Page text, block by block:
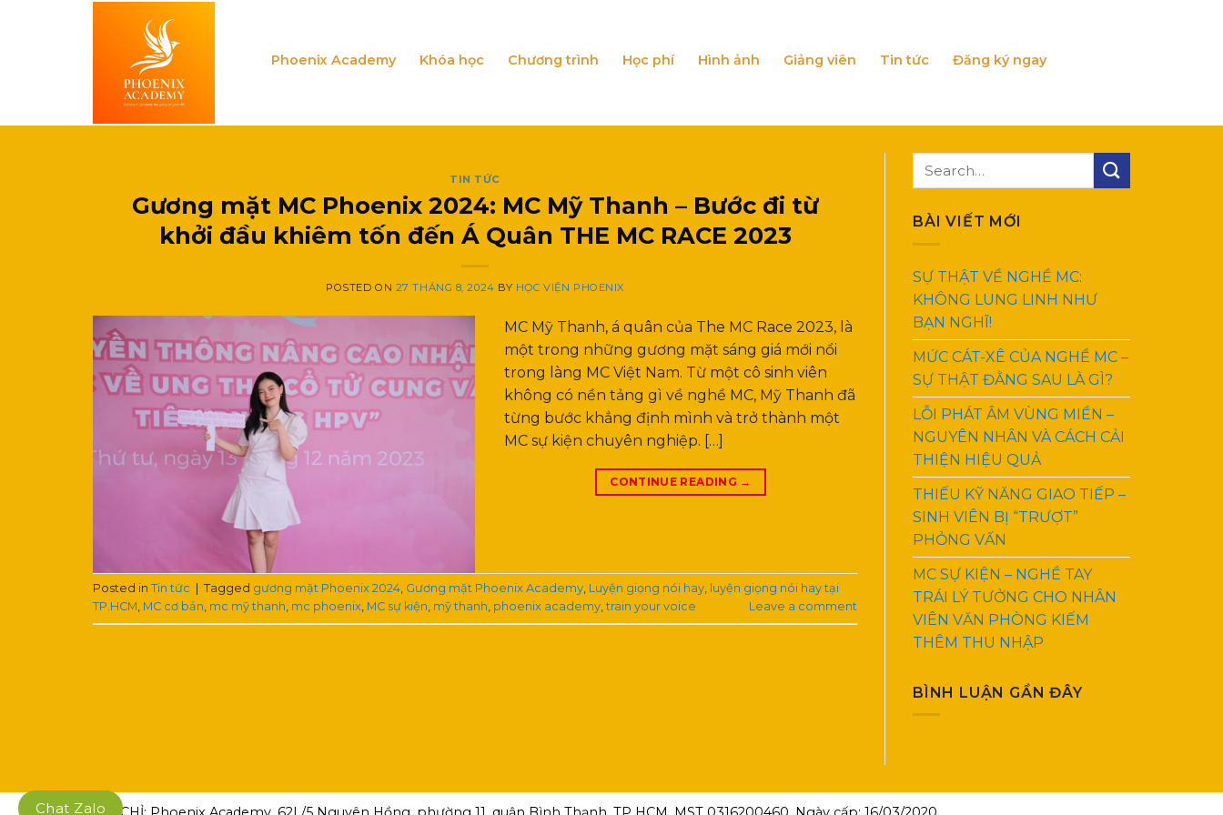
Phoenix Academy Khóa học Chương trình Học phí Hình ảnh Giảng viên Tin tức Đăng ký ngay
TIN TỨC
Gương mặt MC Phoenix 2024: MC Mỹ Thanh – Bước đi từ
khởi đầu khiêm tốn đến Á Quân THE MC RACE 2023
POSTED ON 27 THÁNG 8, 2024 BY HỌC VIỆN PHOENIX
MC Mỹ Thanh, á quân của The MC Race 2023, là
một trong những gương mặt sáng giá mới nổi
trong làng MC Việt Nam. Từ một cô sinh viên
không có nền tảng gì về nghề MC, Mỹ Thanh đã
từng bước khẳng định mình và trở thành một
MC sự kiện chuyên nghiệp. […]
CONTINUE READING →
Posted in Tin tức Tagged gương mặt Phoenix 2024 Gương mặt Phoenix Academy Luyện giọng nói hay
luyện giọng nói hay tại
TP.HCM MC cơ bản mc mỹ thanh mc phoenix MC sự kiện mỹ thanh phoenix academy ,train your voice Leave a comment
BÀI VIẾT MỚI
SỰ THẬT VỀ NGHỀ MC:
KHÔNG LUNG LINH NHƯ
BẠN NGHĨ!
MỨC CÁT-XÊ CỦA NGHỀ MC –
SỰ THẬT ĐẰNG SAU LÀ GÌ?
LỖI PHÁT ÂM VÙNG MIỀN –
NGUYÊN NHÂN VÀ CÁCH CẢI
THIỆN HIỆU QUẢ
THIẾU KỸ NĂNG GIAO TIẾP –
SINH VIÊN BỊ “TRƯỢT”
PHỎNG VẤN
MC SỰ KIỆN – NGHỀ TAY
TRÁI LÝ TƯỞNG CHO NHÂN
VIÊN VĂN PHÒNG KIẾM
THÊM THU NHẬP
BÌNH LUẬN GẦN ĐÂY
Chat Zalo